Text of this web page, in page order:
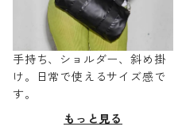
手持ち、ショルダー、斜め掛
け。日常で使えるサイズ感で
す。
もっと見る